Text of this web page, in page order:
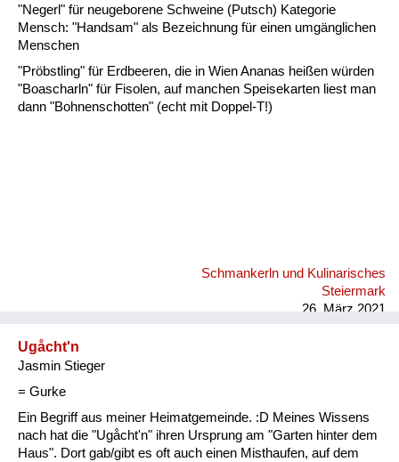
"Negerl" für neugeborene Schweine (Putsch) Kategorie
Mensch: "Handsam" als Bezeichnung für einen umgänglichen
Menschen
"Pröbstling" für Erdbeeren, die in Wien Ananas heißen würden
"Boascharln" für Fisolen, auf manchen Speisekarten liest man
dann "Bohnenschotten" (echt mit Doppel-T!)
Schmankerln und Kulinarisches
Steiermark
26. März 2021
Ugåcht'n
Jasmin Stieger
= Gurke
Ein Begriff aus meiner Heimatgemeinde. :D Meines Wissens
nach hat die "Ugåcht'n" ihren Ursprung am "Garten hinter dem
Haus". Dort gab/gibt es oft auch einen Misthaufen, auf dem